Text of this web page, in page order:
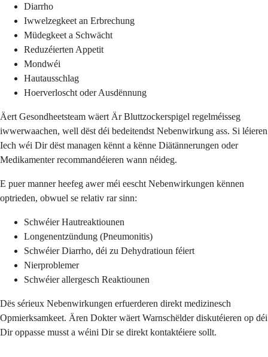
Diarrho
Iwwelzegkeet an Erbrechung
Müdegkeet a Schwächt
Reduzéierten Appetit
Mondwéi
Hautausschlag
Hoerverloscht oder Ausdënnung
Äert Gesondheetsteam wäert Är Bluttzockerspigel regelméisseg
iwwerwaachen, well dëst déi bedeitendst Nebenwirkung ass. Si léieren
Iech wéi Dir dëst managen kënnt a kënne Diätännerungen oder
Medikamenter recommandéieren wann néideg.
E puer manner heefeg awer méi eescht Nebenwirkungen kënnen
optrieden, obwuel se relativ rar sinn:
Schwéier Hautreaktiounen
Longenentzündung (Pneumonitis)
Schwéier Diarrho, déi zu Dehydratioun féiert
Nierproblemer
Schwéier allergesch Reaktiounen
Dës sérieux Nebenwirkungen erfuerderen direkt medizinesch
Opmierksamkeet. Ären Dokter wäert Warnschëlder diskutéieren op déi
Dir oppasse musst a wéini Dir se direkt kontaktéiere sollt.